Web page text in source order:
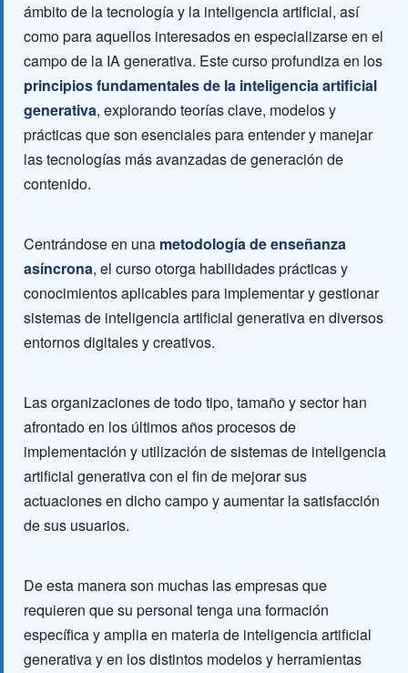
ámbito de la tecnología y la inteligencia artificial, así
como para aquellos interesados en especializarse en el
campo de la IA generativa. Este curso profundiza en los
principios fundamentales de la inteligencia artificial
generativa, explorando teorías clave, modelos y
prácticas que son esenciales para entender y manejar
las tecnologías más avanzadas de generación de
contenido.
Centrándose en una metodología de enseñanza
asíncrona, el curso otorga habilidades prácticas y
conocimientos aplicables para implementar y gestionar
sistemas de inteligencia artificial generativa en diversos
entornos digitales y creativos.
Las organizaciones de todo tipo, tamaño y sector han
afrontado en los últimos años procesos de
implementación y utilización de sistemas de inteligencia
artificial generativa con el fin de mejorar sus
actuaciones en dicho campo y aumentar la satisfacción
de sus usuarios.
De esta manera son muchas las empresas que
requieren que su personal tenga una formación
específica y amplia en materia de inteligencia artificial
generativa y en los distintos modelos y herramientas